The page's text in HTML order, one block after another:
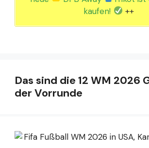
kaufen!
++
Das sind die 12 WM 2026
der Vorrunde